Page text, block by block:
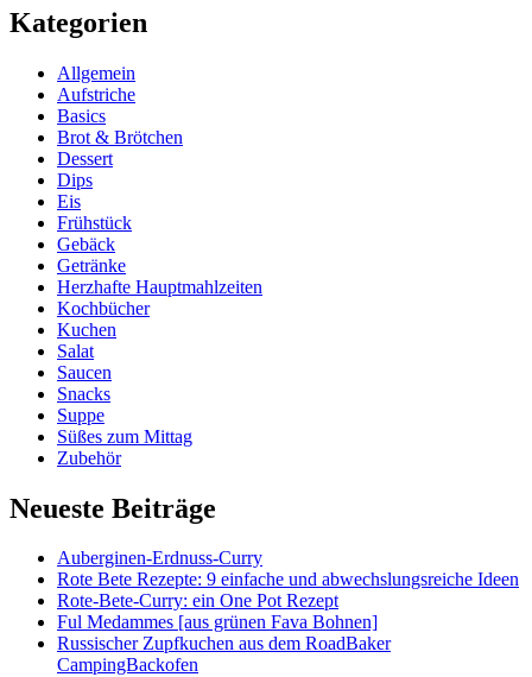
Kategorien
Allgemein
Aufstriche
Basics
Brot & Brötchen
Dessert
Dips
Eis
Frühstück
Gebäck
Getränke
Herzhafte Hauptmahlzeiten
Kochbücher
Kuchen
Salat
Saucen
Snacks
Suppe
Süßes zum Mittag
Zubehör
Neueste Beiträge
Auberginen-Erdnuss-Curry
Rote Bete Rezepte: 9 einfache und abwechslungsreiche Ideen
Rote-Bete-Curry: ein One Pot Rezept
Ful Medammes [aus grünen Fava Bohnen]
Russischer Zupfkuchen aus dem RoadBaker
CampingBackofen